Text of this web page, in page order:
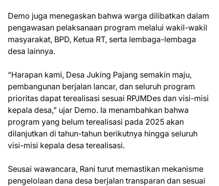
Demo juga menegaskan bahwa warga dilibatkan dalam
pengawasan pelaksanaan program melalui wakil-wakil
masyarakat, BPD, Ketua RT, serta lembaga-lembaga
desa lainnya.
“Harapan kami, Desa Juking Pajang semakin maju,
pembangunan berjalan lancar, dan seluruh program
prioritas dapat terealisasi sesuai RPJMDes dan visi-misi
kepala desa,” ujar Demo. Ia menambahkan bahwa
program yang belum terealisasi pada 2025 akan
dilanjutkan di tahun-tahun berikutnya hingga seluruh
visi-misi kepala desa terealisasi.
Seusai wawancara, Rani turut memastikan mekanisme
pengelolaan dana desa berjalan transparan dan sesuai